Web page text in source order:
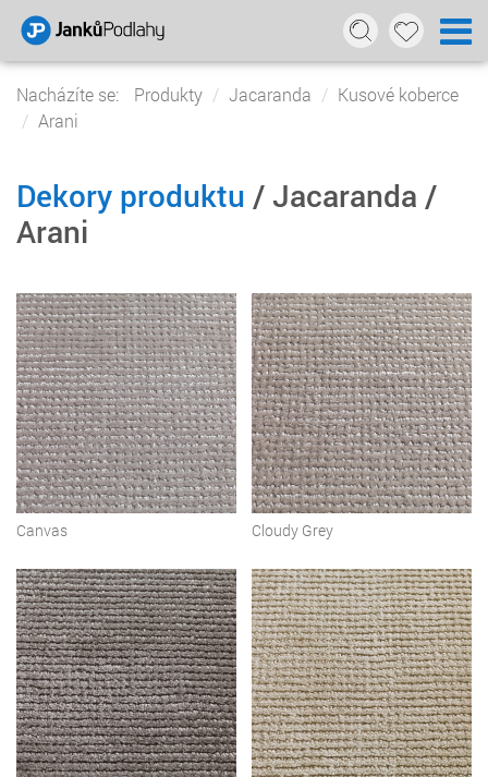
Nacházíte se: Produkty Jacaranda
Kusové koberce
Arani
Dekory produktu / Jacaranda /
Arani
Canvas Cloudy Grey